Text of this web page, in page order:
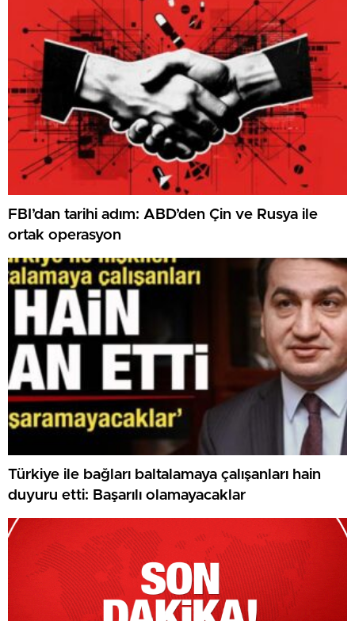
FBI’dan tarihi adım: ABD’den Çin ve Rusya ile
ortak operasyon
Türkiye ile bağları baltalamaya çalışanları hain
duyuru etti: Başarılı olamayacaklar